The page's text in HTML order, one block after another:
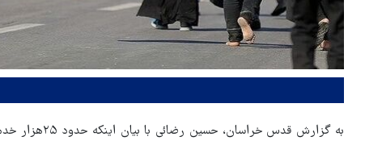
به گزارش قدس خراسان،